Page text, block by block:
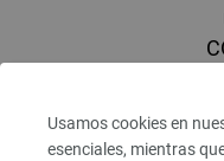
Usamos cookies en
esenciales, mientras
Grosor